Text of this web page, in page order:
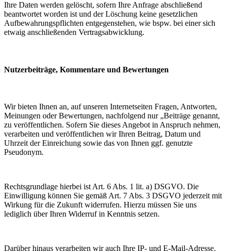
Ihre Daten werden gelöscht, sofern Ihre Anfrage abschließend
beantwortet worden ist und der Löschung keine gesetzlichen
Aufbewahrungspflichten entgegenstehen, wie bspw. bei einer sich
etwaig anschließenden Vertragsabwicklung.
Nutzerbeiträge, Kommentare und Bewertungen
Wir bieten Ihnen an, auf unseren Internetseiten Fragen, Antworten,
Meinungen oder Bewertungen, nachfolgend nur „Beiträge genannt,
zu veröffentlichen. Sofern Sie dieses Angebot in Anspruch nehmen,
verarbeiten und veröffentlichen wir Ihren Beitrag, Datum und
Uhrzeit der Einreichung sowie das von Ihnen ggf. genutzte
Pseudonym.
Rechtsgrundlage hierbei ist Art. 6 Abs. 1 lit. a) DSGVO. Die
Einwilligung können Sie gemäß Art. 7 Abs. 3 DSGVO jederzeit mit
Wirkung für die Zukunft widerrufen. Hierzu müssen Sie uns
lediglich über Ihren Widerruf in Kenntnis setzen.
Darüber hinaus verarbeiten wir auch Ihre IP- und E-Mail-Adresse.